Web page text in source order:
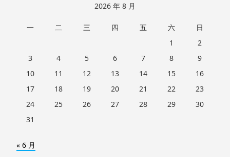
2026 年 8 月
一 二 三 四 五 六
日
1
2
3
4 5 6 7 8
9
10
11 12 13 14 15
16
17
18 19 20 21 22
23
24
25 26 27 28 29
30
31
« 6 月